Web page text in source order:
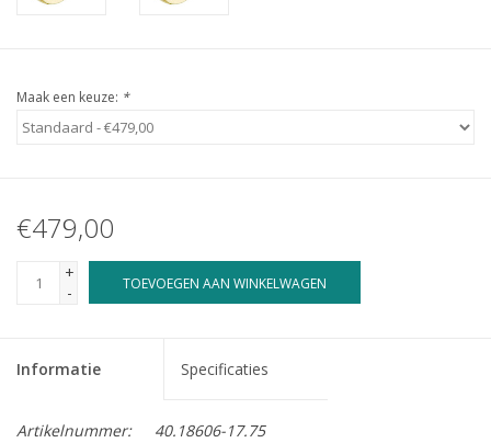
Maak een keuze: *
€479,00
+
-
TOEVOEGEN AAN WINKELWAGEN
Informatie Specificaties
Artikelnummer:
40.18606-17.75